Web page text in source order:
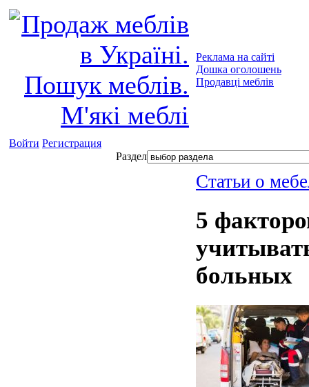
Реклама на сайті
Дошка оголошень
Продавці меблів
Войти Регистрация
Раздел
Статьи о
5
больных